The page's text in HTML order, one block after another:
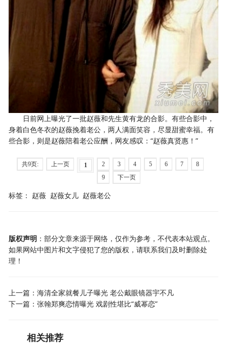
日前网上曝光了一批赵薇和先生黄有龙的合影。有些合影中，
身着白色冬衣的赵薇挽着老公，两人满面笑容，尽显甜蜜幸福。有
些合影，则是赵薇陪着老公应酬，网友感叹：“赵薇真贤惠！”
共9页: 上一页 1 2 3 4 5 6 7
8
9
下一页
标签： 赵薇 赵薇女儿 赵薇老公
版权声明 ：部分文章来源于网络，仅作为参考，不代表本站观点。
如果网站中图片和文字侵犯了您的版权，请联系我们及时删除处
理！
上一篇：海清全家就餐儿子曝光 老公戴眼镜器宇不凡
下一篇：张翰郑爽恋情曝光 戏剧性堪比“威幂恋”
相关推荐